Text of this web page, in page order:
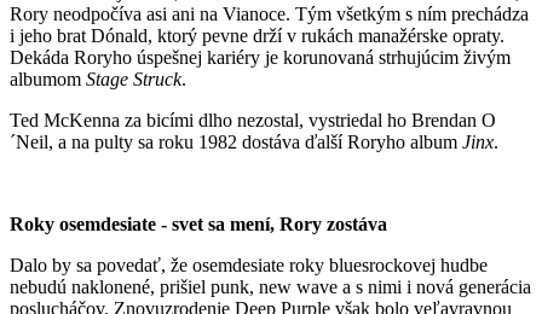
Rory neodpočíva asi ani na Vianoce. Tým všetkým s ním prechádza
i jeho brat Dónald, ktorý pevne drží v rukách manažérske opraty.
Dekáda Roryho úspešnej kariéry je korunovaná strhujúcim živým
albumom Stage Struck.
Ted McKenna za bicími dlho nezostal, vystriedal ho Brendan O
´Neil, a na pulty sa roku 1982 dostáva ďalší Roryho album Jinx.
Roky osemdesiate - svet sa mení, Rory zostáva
Dalo by sa povedať, že osemdesiate roky bluesrockovej hudbe
nebudú naklonené, prišiel punk, new wave a s nimi i nová generácia
poslucháčov. Znovuzrodenie Deep Purple však bolo veľavravnou